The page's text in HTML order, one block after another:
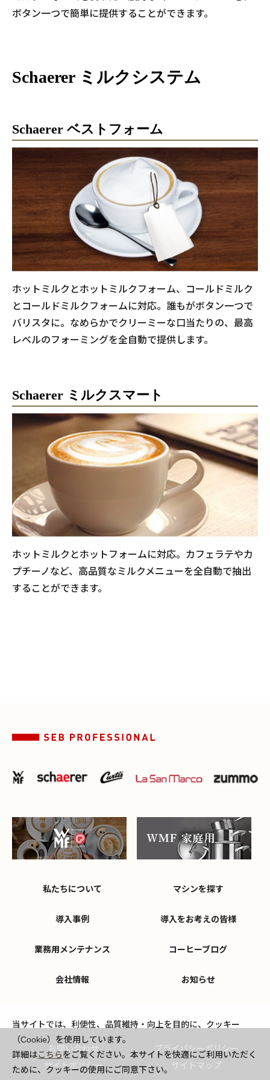
ボタン一つで簡単に提供することができます。
Schaerer ミルクシステム
Schaerer ベストフォーム
ホットミルクとホットミルクフォーム、コールドミルク
とコールドミルクフォームに対応。誰もがボタン一つで
バリスタに。なめらかでクリーミーな口当たりの、最高
レベルのフォーミングを全自動で提供します。
Schaerer ミルクスマート
ホットミルクとホットフォームに対応。カフェラテやカ
プチーノなど、高品質なミルクメニューを全自動で抽出
することができます。
当サイトでは、利便性、品質維持・向上を目的に、クッキー
（Cookie）を使用しています。
詳細はこちらをご覧ください。本サイトを快適にご利用いただく
ために、クッキーの使用にご同意下さい。
私たちについて マシンを探す
導入事例 導入をお考えの皆様
業務用メンテナンス コーヒーブログ
会社情報 お知らせ
お問い合わせ
プライバシーポリシー
サイトポリシー
サイトマップ